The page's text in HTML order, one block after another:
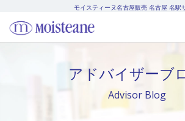
モイスティーヌ名古屋販売 名古屋 名駅
アドバイザーブ
Advisor Blog